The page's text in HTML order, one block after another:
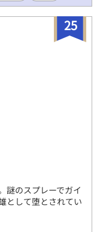
25
謎のスプレーでガイ
として堕とされてい